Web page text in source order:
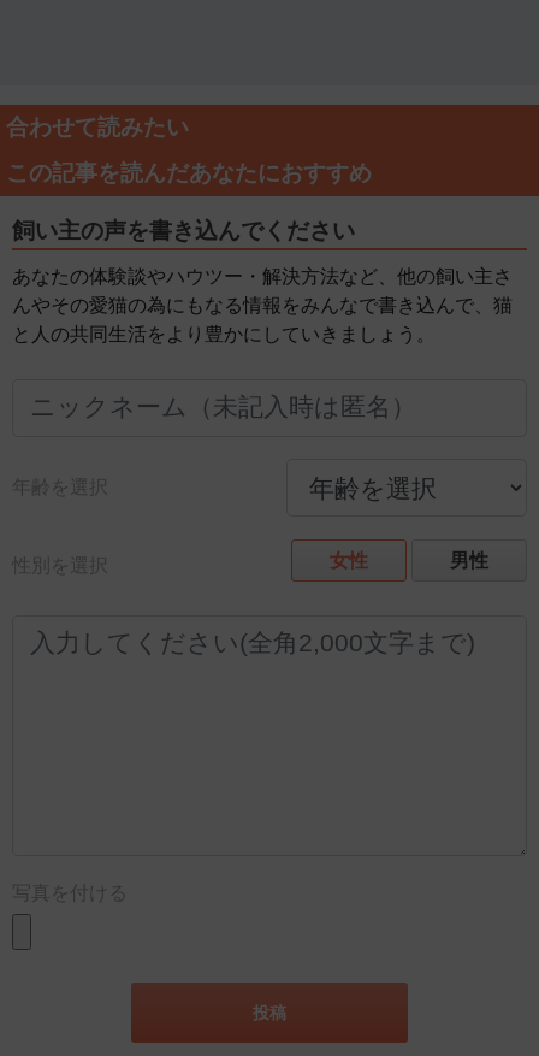
合わせて読みたい
この記事を読んだあなたにおすすめ
飼い主の声を書き込んでください
あなたの体験談やハウツー・解決方法など、他の飼い主さ
んやその愛猫の為にもなる情報をみんなで書き込んで、猫
と人の共同生活をより豊かにしていきましょう。
年齢を選択
性別を選択 女性 男性
写真を付ける